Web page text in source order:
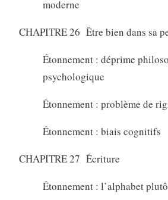
moderne
CHAPITRE 26 Être bien dans sa
Étonnement : déprime
psychologique
Étonnement : problème de
Étonnement : biais cognitifs
CHAPITRE 27 Écriture
Étonnement : l’alphabet